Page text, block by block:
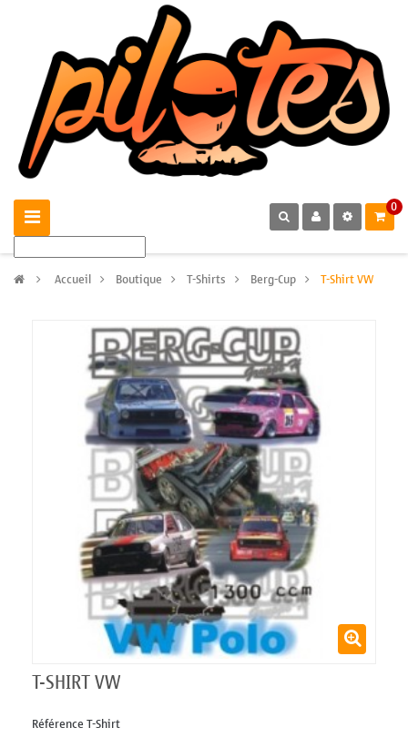
0
> Accueil > Boutique > T-Shirts > Berg-Cup > T-Shirt VW
T-SHIRT VW
RéférenceT-Shirt